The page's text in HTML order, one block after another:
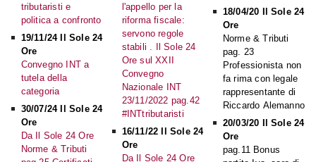
tributaristi e
politica a confronto
19/11/24 Il Sole 24
Ore
Convegno INT a
tutela della
categoria
30/07/24 Il Sole 24
Ore
Da Il Sole 24 Ore
Norme & Tributi
l'appello per la
riforma fiscale:
servono regole
stabili . Il Sole 24
Ore sul XXII
Convegno
Nazionale INT
23/11/2022 pag.42
#INTtributaristi
16/11/22 Il Sole 24
Ore
Da Il Sole 24 Ore
18/04/20 Il Sole 24
Ore
Norme & Tributi
pag. 23
Professionista non
fa rima con legale
rappresentante di
Riccardo Alemanno
20/03/20 Il Sole 24
Ore
pag.11 Bonus